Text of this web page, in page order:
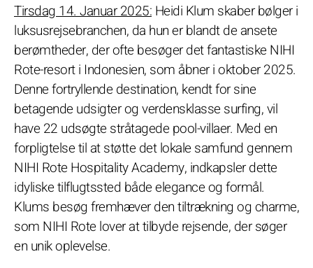
Tirsdag 14. Januar 2025: Heidi Klum skaber bølger i
luksusrejsebranchen, da hun er blandt de ansete
berømtheder, der ofte besøger det fantastiske NIHI
Rote-resort i Indonesien, som åbner i oktober 2025.
Denne fortryllende destination, kendt for sine
betagende udsigter og verdensklasse surfing, vil
have 22 udsøgte stråtagede pool-villaer. Med en
forpligtelse til at støtte det lokale samfund gennem
NIHI Rote Hospitality Academy, indkapsler dette
idyliske tilflugtssted både elegance og formål.
Klums besøg fremhæver den tiltrækning og charme,
som NIHI Rote lover at tilbyde rejsende, der søger
en unik oplevelse.